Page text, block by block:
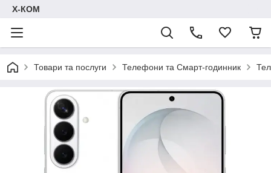
Х-КОМ
Товари та послуги Телефони та Смарт-годинник